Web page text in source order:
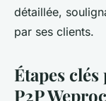
détaillée,
par ses clients.
Étapes
P2P